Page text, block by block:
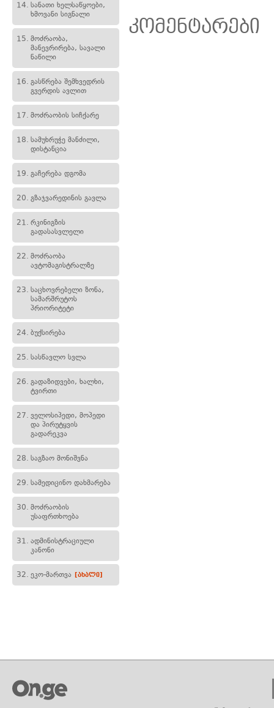
14. სანათი ხელსაწყოები,
ხმოვანი სიგნალი
15. მოძრაობა,
მანევრირება, სავალი
ნაწილი
16. გასწრება შემხვედრის
გვერდის ავლით
17. მოძრაობის სიჩქარე
18. სამუხრუჭე მანძილი,
დისტანცია
19. გაჩერება დგომა
20. გზაჯვარედინის გავლა
21. რკინიგზის
გადასასვლელი
22. მოძრაობა
ავტომაგისტრალზე
23. საცხოვრებელი ზონა,
სამარშრუტოს
პრიორიტეტი
24. ბუქსირება
25. სასწავლო სვლა
26. გადაზიდვები, ხალხი,
ტვირთი
27. ველოსიპედი, მოპედი
და პირუტყვის
გადარეკვა
28. საგზაო მონიშვნა
29. სამედიცინო დახმარება
30. მოძრაობის
უსაფრთხოება
31. ადმინისტრაციული
კანონი
32. ეკო-მართვა [ახალი]
კომენტარები